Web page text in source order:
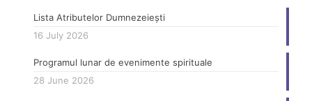
Lista Atributelor Dumnezeiești
16 July 2026
Programul lunar de evenimente spirituale
28 June 2026